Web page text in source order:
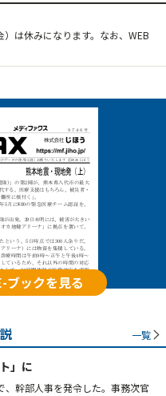
は休みになります。なお、WEB
ブックを見る
一覧
」に
幹部人事を発令した。事務次官